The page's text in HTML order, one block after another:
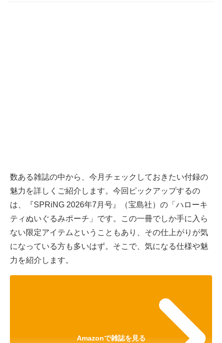
数ある雑誌の中から、今月チェックしておきたい付録の
魅力を詳しくご紹介します。今回ピックアップするの
は、『SPRiNG 2026年7月号』（宝島社）の「ハローキ
ティぬいぐるみポーチ」です。この一冊でしか手に入ら
ない限定アイテムということもあり、その仕上がりが気
になっている方も多いはず。そこで、気になる仕様や魅
力を紹介します。
Amazonで雑誌を見る